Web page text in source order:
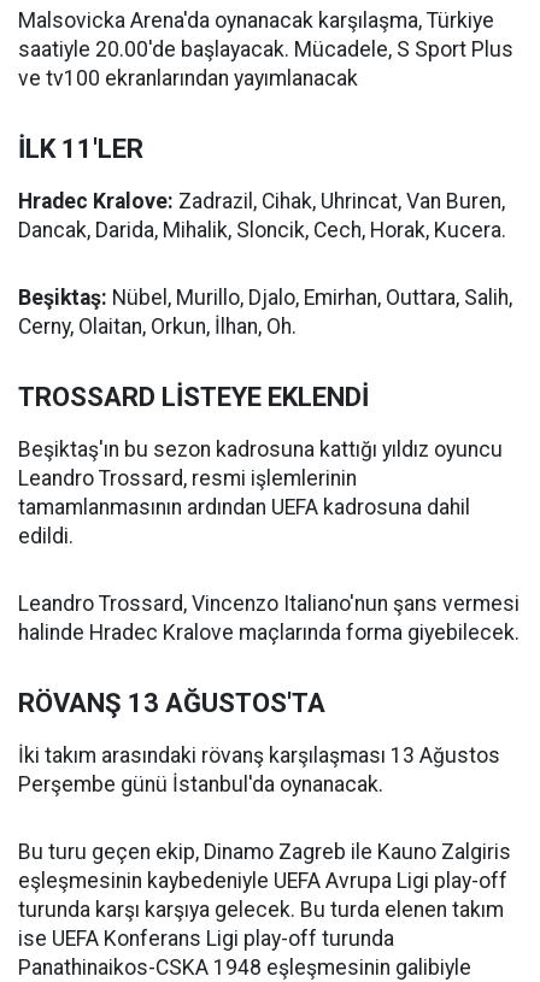
Malsovicka Arena'da oynanacak karşılaşma, Türkiye
saatiyle 20.00'de başlayacak. Mücadele, S Sport Plus
ve tv100 ekranlarından yayımlanacak
İLK 11'LER
Hradec Kralove: Zadrazil, Cihak, Uhrincat, Van Buren,
Dancak, Darida, Mihalik, Sloncik, Cech, Horak, Kucera.
Beşiktaş: Nübel, Murillo, Djalo, Emirhan, Outtara, Salih,
Cerny, Olaitan, Orkun, İlhan, Oh.
TROSSARD LİSTEYE EKLENDİ
Beşiktaş'ın bu sezon kadrosuna kattığı yıldız oyuncu
Leandro Trossard, resmi işlemlerinin
tamamlanmasının ardından UEFA kadrosuna dahil
edildi.
Leandro Trossard, Vincenzo Italiano'nun şans vermesi
halinde Hradec Kralove maçlarında forma giyebilecek.
RÖVANŞ 13 AĞUSTOS'TA
İki takım arasındaki rövanş karşılaşması 13 Ağustos
Perşembe günü İstanbul'da oynanacak.
Bu turu geçen ekip, Dinamo Zagreb ile Kauno Zalgiris
eşleşmesinin kaybedeniyle UEFA Avrupa Ligi play-off
turunda karşı karşıya gelecek. Bu turda elenen takım
ise UEFA Konferans Ligi play-off turunda
Panathinaikos-CSKA 1948 eşleşmesinin galibiyle